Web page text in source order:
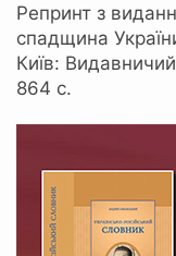
Репринт з
спадщина
Київ:
864 с.